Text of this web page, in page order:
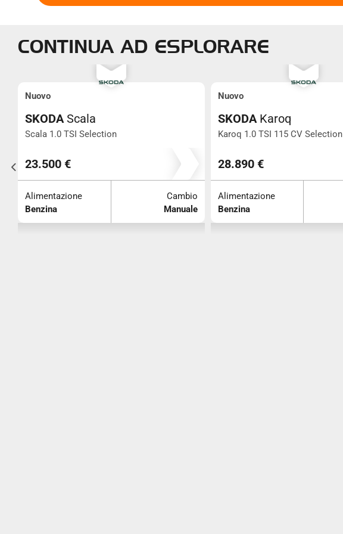
CONTINUA AD ESPLORARE
Nuovo
SKODA Scala
Scala 1.0 TSI Selection
0
23.500 €
Alimentazione
Benzina
Cambio
Manuale
Nuovo
SKODA Karoq
Karoq 1.0 TSI 115 CV Selection
0
28.890 €
Alimentazione
Benzina